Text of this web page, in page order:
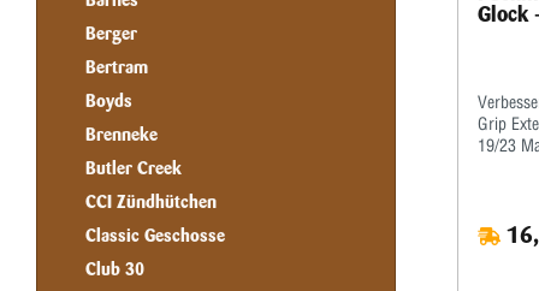
Berger
Bertram
Boyds
Brenneke
Butler Creek
CCI Zündhütchen
Classic Geschosse
Club 30
Grip
19/23